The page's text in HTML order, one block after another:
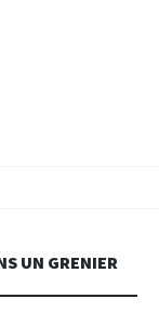
|
UN GRENIER